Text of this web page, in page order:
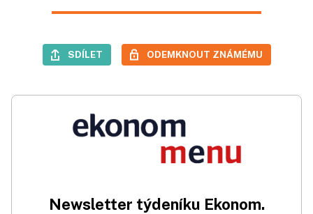
SDÍLET ODEMKNOUT ZNÁMÉMU
Newsletter týdeníku Ekonom.